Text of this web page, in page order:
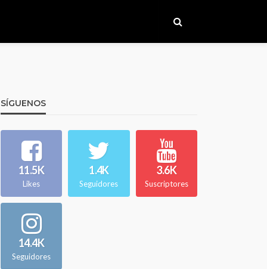
SÍGUENOS
11.5K
Likes
1.4K
Seguidores
3.6K
Suscriptores
14.4K
Seguidores